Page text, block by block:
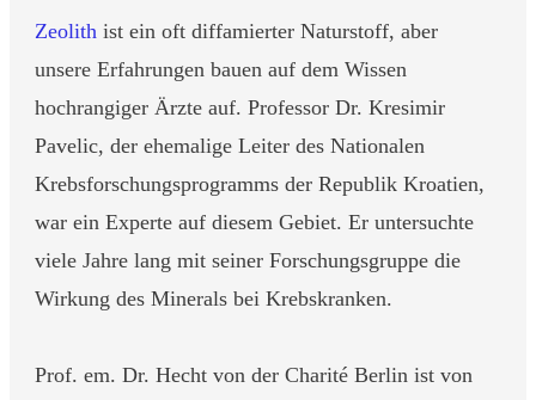
Zeolith ist ein oft diffamierter Naturstoff, aber
unsere Erfahrungen bauen auf dem Wissen
hochrangiger Ärzte auf. Professor Dr. Kresimir
Pavelic, der ehemalige Leiter des Nationalen
Krebsforschungsprogramms der Republik Kroatien,
war ein Experte auf diesem Gebiet. Er untersuchte
viele Jahre lang mit seiner Forschungsgruppe die
Wirkung des Minerals bei Krebskranken.
Prof. em. Dr. Hecht von der Charité Berlin ist von